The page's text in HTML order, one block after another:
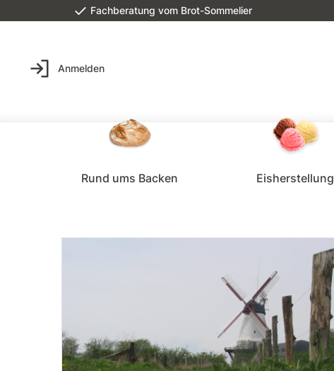
Fachberatung vom Brot-Sommelier
Anmelden
Rund ums Backen Eisherstellung